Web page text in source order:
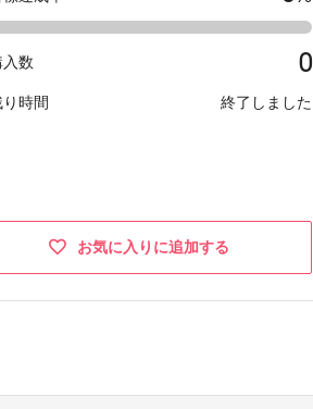
入数 0
時間 終了しました
お気に入りに追加する